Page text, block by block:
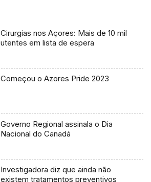
Cirurgias nos Açores: Mais de 10 mil
utentes em lista de espera
Começou o Azores Pride 2023
Governo Regional assinala o Dia
Nacional do Canadá
Investigadora diz que ainda não
existem tratamentos preventivos